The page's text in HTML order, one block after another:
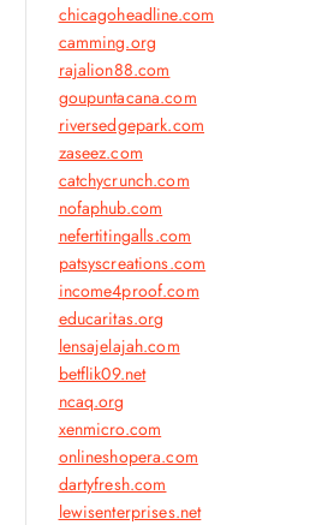
chicagoheadline.com
camming.org
rajalion88.com
goupuntacana.com
riversedgepark.com
zaseez.com
catchycrunch.com
nofaphub.com
nefertitingalls.com
patsyscreations.com
income4proof.com
educaritas.org
lensajelajah.com
betflik09.net
ncaq.org
xenmicro.com
onlineshopera.com
dartyfresh.com
lewisenterprises.net